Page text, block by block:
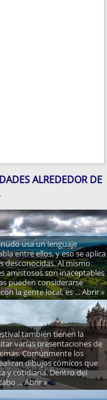
ALREDEDOR DE
usa un lenguaje
entre ellos, y eso se aplica
desconocidas. Al mismo
amistosos son inaceptables
pueden considerarse
la gente local, es ... Abrir »
también tienen la
varias presentaciones de
Comúnmente los
dibujos cómicos que
y cotidiana. Dentro del
... Abrir »